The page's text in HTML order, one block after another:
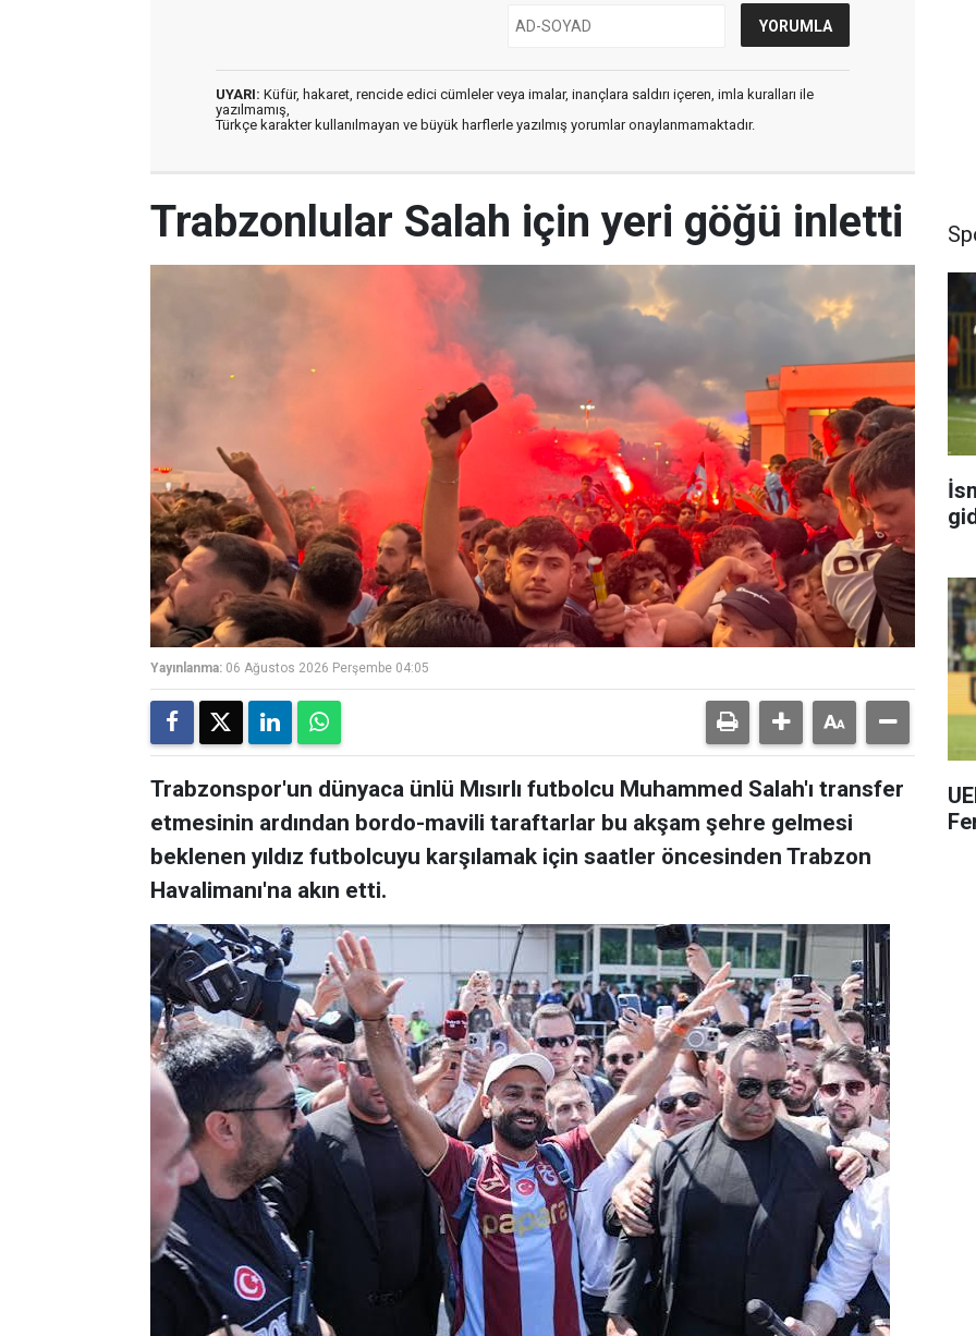
UYARI: Küfür, hakaret, rencide edici cümleler veya imalar, inançlara saldırı içeren, imla kuralları ile
yazılmamış,
Türkçe karakter kullanılmayan ve büyük harflerle yazılmış yorumlar onaylanmamaktadır.
Trabzonlular Salah için yeri göğü inletti
Yayınlanma: 06 Ağustos 2026 Perşembe 04:05
Trabzonspor'un dünyaca ünlü Mısırlı futbolcu Muhammed Salah'ı transfer
etmesinin ardından bordo-mavili taraftarlar bu akşam şehre gelmesi
beklenen yıldız futbolcuyu karşılamak için saatler öncesinden Trabzon
Havalimanı'na akın etti.